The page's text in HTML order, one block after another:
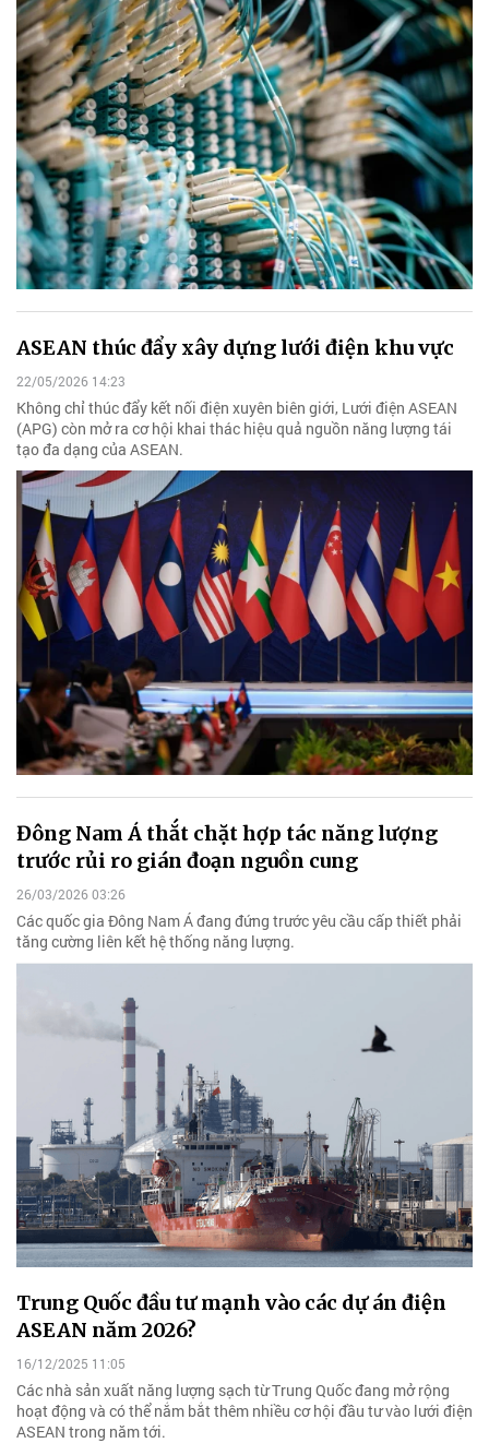
ASEAN thúc đẩy xây dựng lưới điện khu vực
22/05/2026 14:23
Không chỉ thúc đẩy kết nối điện xuyên biên giới, Lưới điện ASEAN
(APG) còn mở ra cơ hội khai thác hiệu quả nguồn năng lượng tái
tạo đa dạng của ASEAN.
Đông Nam Á thắt chặt hợp tác năng lượng
trước rủi ro gián đoạn nguồn cung
26/03/2026 03:26
Các quốc gia Đông Nam Á đang đứng trước yêu cầu cấp thiết phải
tăng cường liên kết hệ thống năng lượng.
Trung Quốc đầu tư mạnh vào các dự án điện
ASEAN năm 2026?
16/12/2025 11:05
Các nhà sản xuất năng lượng sạch từ Trung Quốc đang mở rộng
hoạt động và có thể nắm bắt thêm nhiều cơ hội đầu tư vào lưới điện
ASEAN trong năm tới.